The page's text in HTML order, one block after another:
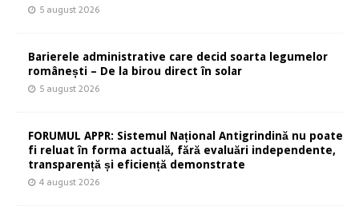
5 august 2026
Barierele administrative care decid soarta legumelor
românești – De la birou direct în solar
5 august 2026
FORUMUL APPR: Sistemul Național Antigrindină nu poate
fi reluat în forma actuală, fără evaluări independente,
transparență și eficiență demonstrate
4 august 2026